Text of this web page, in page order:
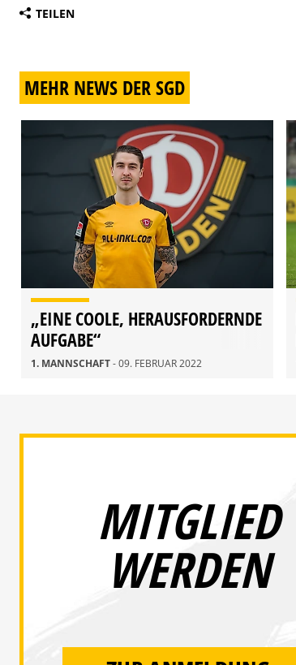
TEILEN
MEHR NEWS DER SGD
„EINE COOLE, HERAUSFORDERNDE
AUFGABE“
1. MANNSCHAFT- 09. FEBRUAR 2022
MITGLIED
WERDEN